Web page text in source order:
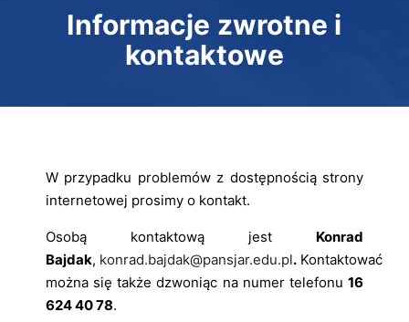
Informacje zwrotne i
kontaktowe
W przypadku problemów z dostępnością strony
internetowej prosimy o kontakt.
Osobą kontaktową jest Konrad
Bajdak, konrad.bajdak@pansjar.edu.pl. Kontaktować
można się także dzwoniąc na numer telefonu 16
624 40 78.